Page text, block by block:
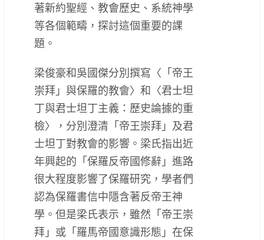
著新約聖經、教會歷史、系統神學
等各個範疇，探討這個重要的課
題。
梁俊豪和吳國傑分別撰寫〈「帝王
崇拜」與保羅的教會〉和〈君士坦
丁與君士坦丁主義：歷史論據的重
檢〉，分別澄清「帝王崇拜」及君
士坦丁對教會的影響。梁氏指出近
年興起的「保羅反帝國修辭」進路
很大程度影響了保羅研究，學者們
認為保羅書信中隱含著反帝王神
學。但是梁氏表示，雖然「帝王崇
拜」或「羅馬帝國意識形態」在保